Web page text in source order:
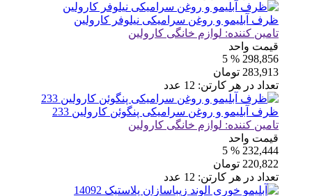
ظرف آبلیمو و روغن سرامیکی نیلوفر کارولین
تامین کننده: لوازم خانگی کارولین
قیمت واحد
298,856
% 5
283,913 تومان
تعداد در هر کارتن: 12 عدد
ظرف آبلیمو و روغن سرامیکی پنگوئن کارولین 233
تامین کننده: لوازم خانگی کارولین
قیمت واحد
232,444
% 5
220,822 تومان
تعداد در هر کارتن: 12 عدد